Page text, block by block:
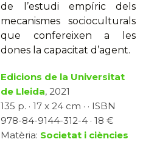
de l’estudi empíric dels
mecanismes socioculturals
que confereixen a les
dones la capacitat d’agent.
Edicions de la Universitat
de Lleida, 2021
135 p. · 17 x 24 cm · · ISBN
978-84-9144-312-4 · 18 €
Matèria: Societat i ciències